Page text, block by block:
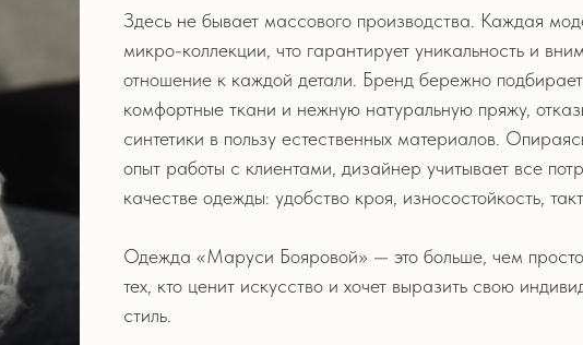
Здесь не бывает массового производства. Каждая
микро-коллекции, что гарантирует уникальность и
отношение к каждой детали. Бренд бережно
комфортные ткани и нежную натуральную пряжу,
синтетики в пользу естественных материалов.
опыт работы с клиентами, дизайнер учитывает все
качестве одежды: удобство кроя, износостойкость,
Одежда «Маруси Бояровой» — это больше, чем
тех, кто ценит искусство и хочет выразить свою
стиль.